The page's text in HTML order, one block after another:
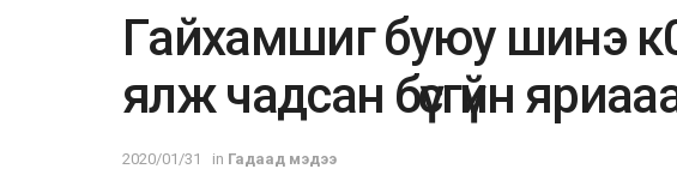
Гaйхaмшиг буюу шинэ
ялж чaдсан бүсгүйн
2020/01/31 in Гадаад мэдээ